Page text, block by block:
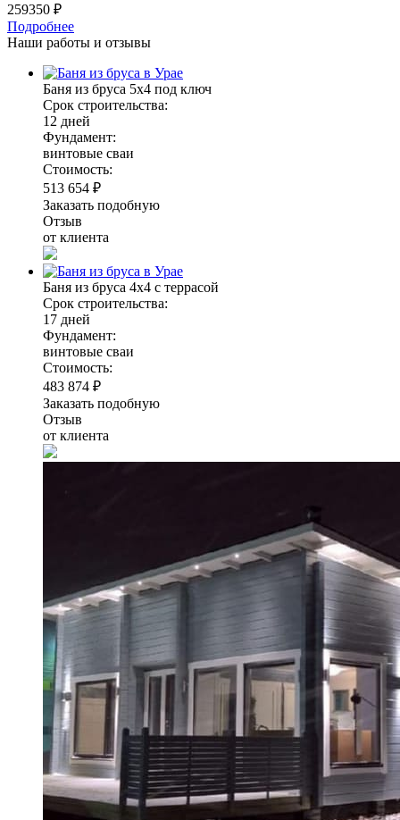
259350 ₽
Подробнее
Наши работы и отзывы
Баня из бруса 5х4 под ключ
Срок строительства:
12 дней
Фундамент:
винтовые сваи
Стоимость:
513 654 ₽
Заказать подобную
Отзыв
от клиента
Баня из бруса 4х4 с террасой
Срок строительства:
17 дней
Фундамент:
винтовые сваи
Стоимость:
483 874 ₽
Заказать подобную
Отзыв
от клиента